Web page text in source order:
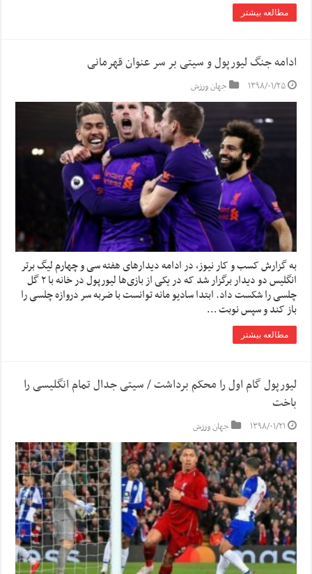
مطالعه بیشتر
ادامه جنگ لیورپول و سیتی بر سر عنوان قهرمانی
۱۳۹۸/۰۱/۲۵ جهان ورزش
به گزارش کسب و کار نیوز، در ادامه دیدارهای هفته سی و چهارم لیگ برتر
انگلیس دو دیدار برگزار شد که در یکی از بازی‌ها لیورپول در خانه با ۲ گل
چلسی را شکست داد. ابتدا سادیو مانه توانست با ضربه سر دروازه چلسی را
باز کند و سپس نوبت …
مطالعه بیشتر
لیورپول گام اول را محکم برداشت / سیتی جدال تمام انگلیسی را
باخت
۱۳۹۸/۰۱/۲۱ جهان ورزش